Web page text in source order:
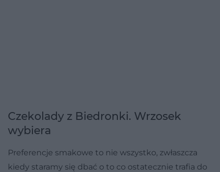
Czekolady z Biedronki. Wrzosek
wybiera
Preferencje smakowe to nie wszystko, zwłaszcza
kiedy staramy się dbać o to co ostatecznie trafia do